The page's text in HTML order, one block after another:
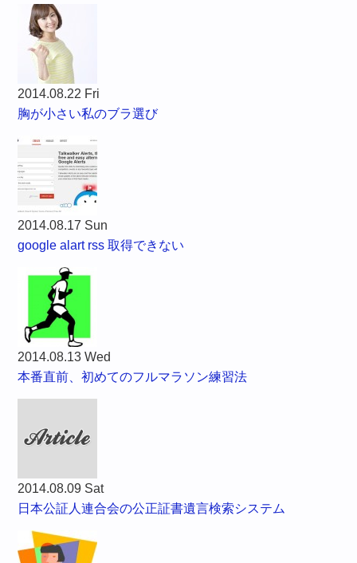
2014.08.22 Fri
胸が小さい私のブラ選び
2014.08.17 Sun
google alart rss 取得できない
2014.08.13 Wed
本番直前、初めてのフルマラソン練習法
2014.08.09 Sat
日本公証人連合会の公正証書遺言検索システム